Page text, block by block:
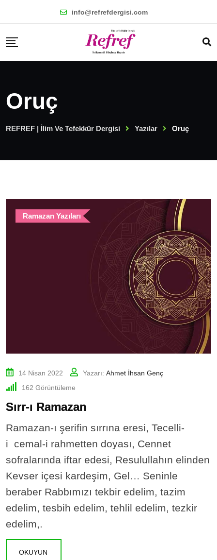
content
info@refrefdergisi.com
Oruç
REFREF | İlim Ve Tefekkür Dergisi Yazılar Oruç
Ramazan Yazıları
14 Nisan 2022 Yazarı: Ahmet İhsan Genç
162 Görüntüleme
Sırr-ı Ramazan
Ramazan-ı şerifin sırrına eresi, Tecelli-
i cemal-i rahmetten doyası, Cennet
sofralarında iftar edesi, Resulullahın elinden
Kevser içesi kardeşim, Gel… Seninle
beraber Rabbımızı tekbir edelim, tazim
edelim, tesbih edelim, tehlil edelim, tezkir
edelim,.
OKUYUN